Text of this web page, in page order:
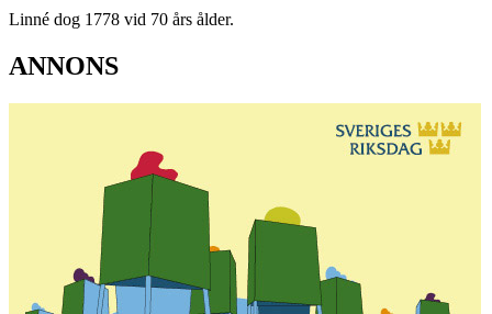
Linné dog 1778 vid 70 års ålder.
ANNONS